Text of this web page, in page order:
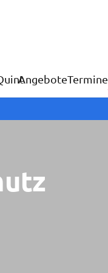
AngeboteTermine